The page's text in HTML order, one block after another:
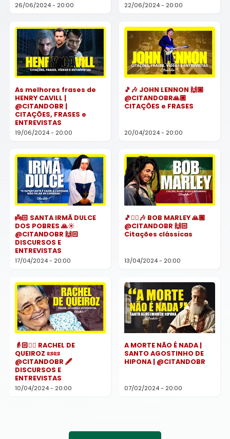
26/06/2024 - 20:00 22/06/2024 - 20:00
As melhores frases de
HENRY CAVILL |
@CITANDOBR |
CITAÇÕES, FRASES e
ENTREVISTAS
19/06/2024 - 20:00
🎵🎶 JOHN LENNON 🙌🏼
@CITANDOBR🙏🏼
CITAÇÕES e FRASES
20/04/2024 - 20:00
👼🏻 SANTA IRMÃ DULCE
DOS POBRES 🙏☀️
@CITANDOBR 🙌🏻
DISCURSOS E
ENTREVISTAS
17/04/2024 - 20:00
🎵✌🏿🎶 BOB MARLEY 🙏🏿
@CITANDOBR 🙌🏻
Citações clássicas
13/04/2024 - 20:00
👵🏻✍🏻 RACHEL DE
QUEIROZ 📜📜
@CITANDOBR 🖋
DISCURSOS E
ENTREVISTAS
10/04/2024 - 20:00
A MORTE NÃO É NADA |
SANTO AGOSTINHO DE
HIPONA | @CITANDOBR
07/02/2024 - 20:00